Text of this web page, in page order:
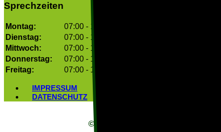
Sprechzeiten
Montag:
07:00 - 19:00
Dienstag:
07:00 - 19:00
Mittwoch:
07:00 - 19:00
Donnerstag:
07:00 - 19:00
Freitag:
07:00 - 14:00
IMPRESSUM
DATENSCHUTZ
© Copyright 2026. Medizinisches